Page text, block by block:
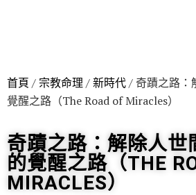
首頁 / 宗教命理 /新時代/ 奇蹟之路：
覺醒之路（The Road of Miracles）
奇蹟之路：解除人世
的覺醒之路（THE
MIRACLES）